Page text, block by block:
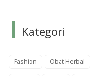
Kategori
Fashion Obat Herbal